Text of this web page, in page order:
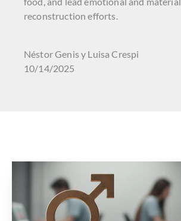
reconstruction efforts.
Néstor Genis y Luisa Crespi
10/14/2025